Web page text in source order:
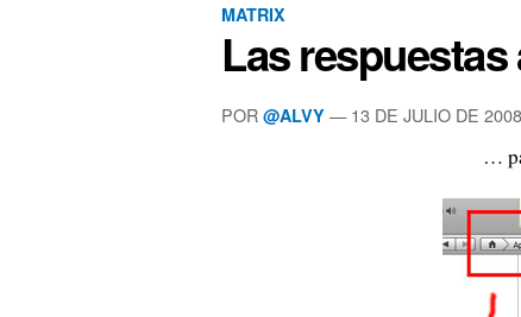
MATRIX
Las
POR @ALVY —13 DE JULIO DE 2008
…